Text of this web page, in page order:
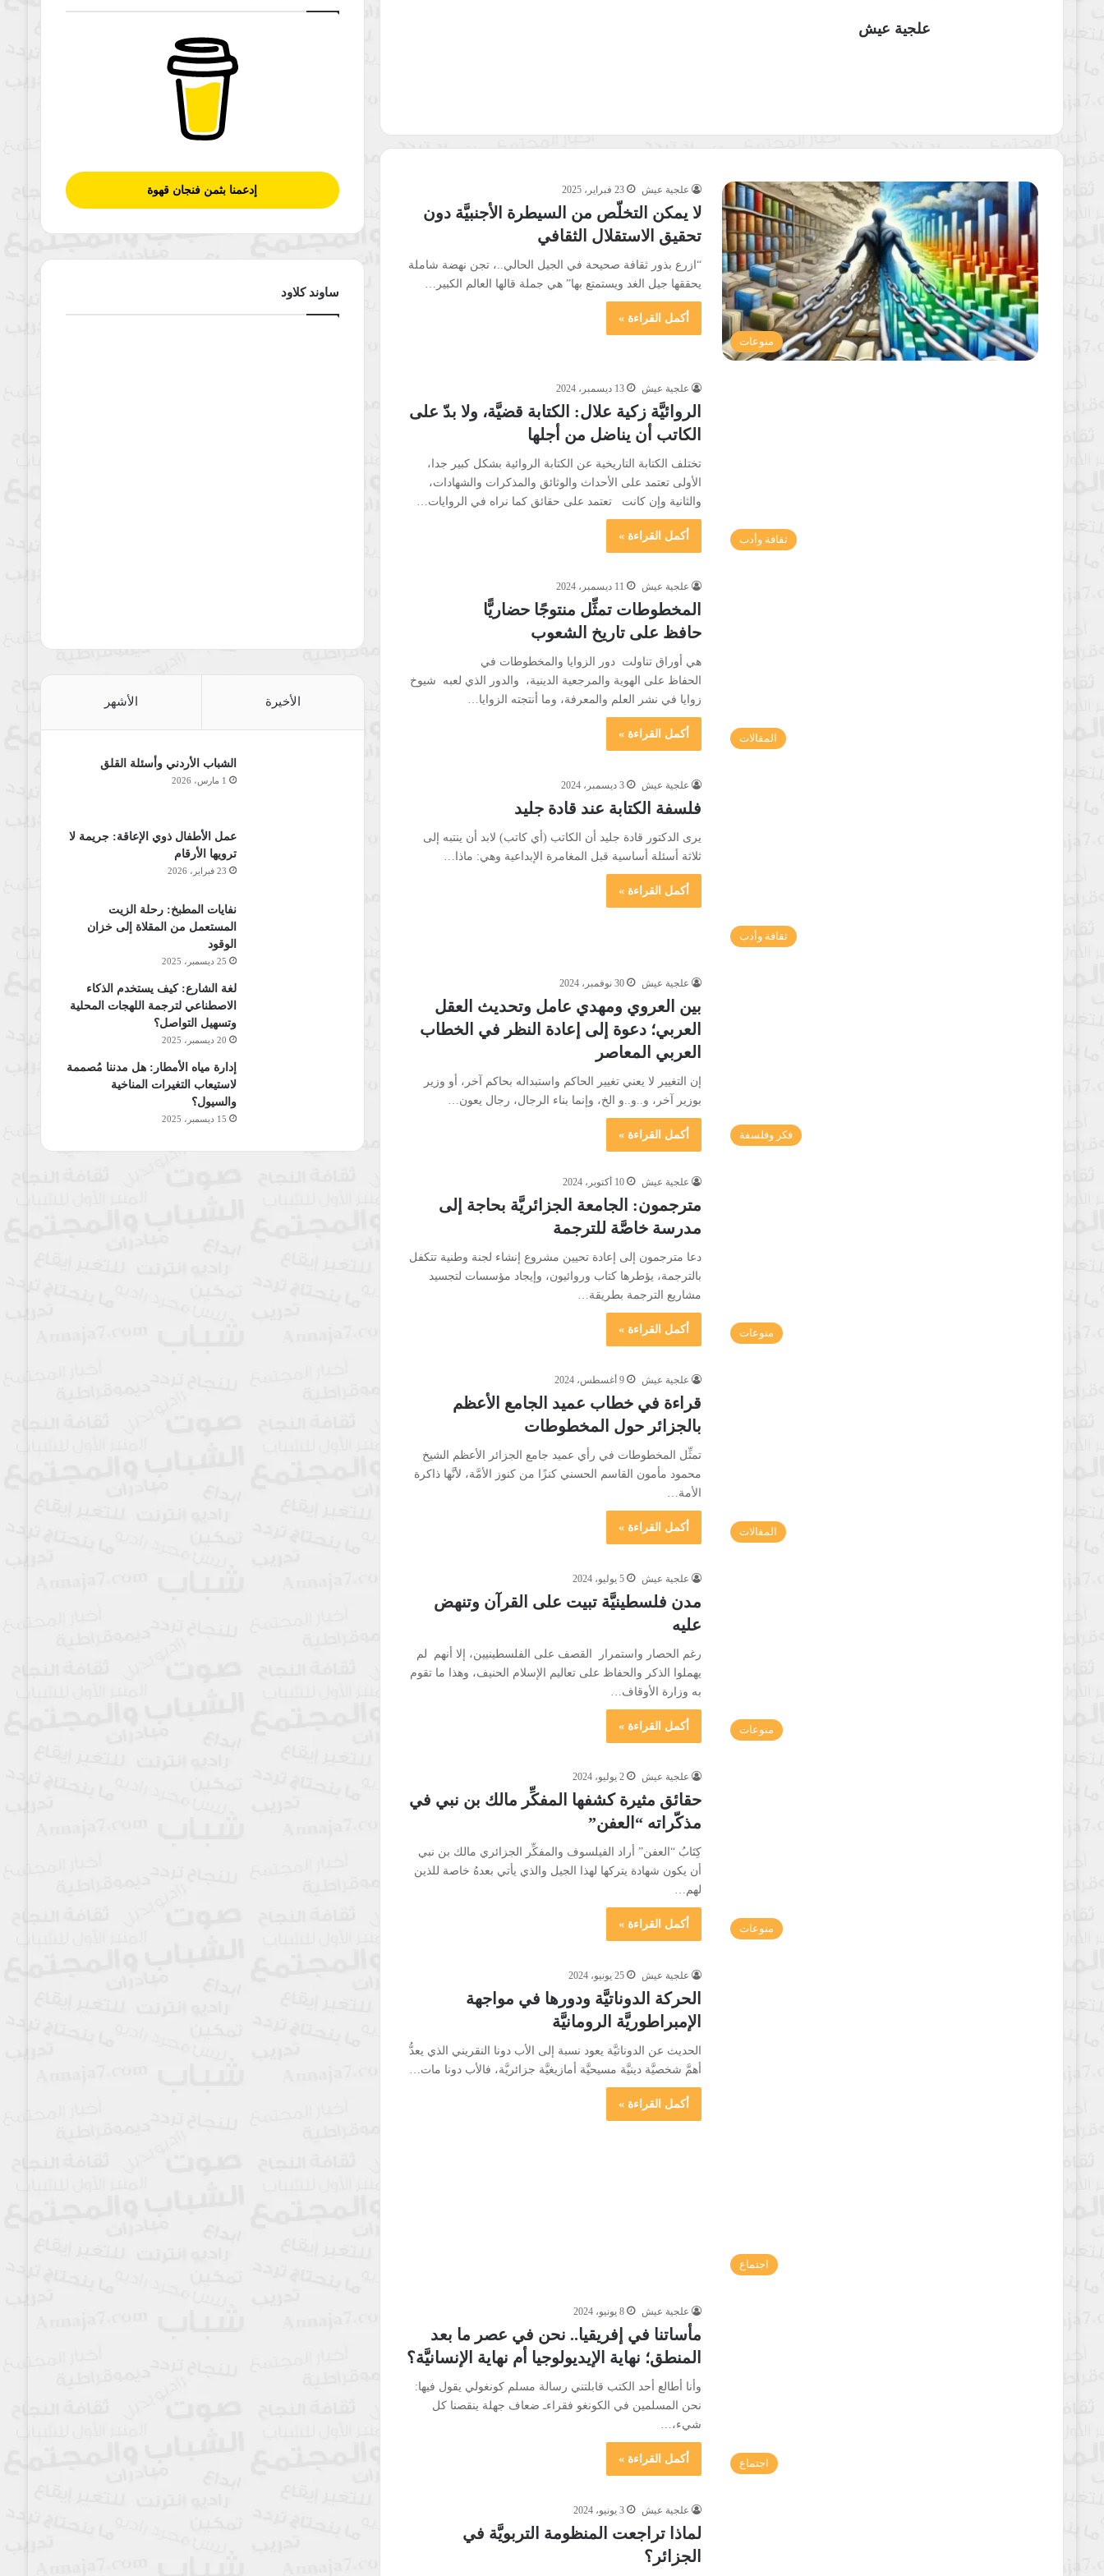
علجية عيش
منوعات
علجية عيش 23 فبراير، 2025
لا يمكن التخلّص من السيطرة الأجنبيَّة دون
تحقيق الاستقلال الثقافي
“ازرع بذور ثقافة صحيحة في الجيل الحالي..، تجن نهضة شاملة
يحققها جيل الغد ويستمتع بها” هي جملة قالها العالم الكبير…
أكمل القراءة »
ثقافة وأدب
علجية عيش 13 ديسمبر، 2024
الروائيَّة زكية علال: الكتابة قضيَّة، ولا بدّ على
الكاتب أن يناضل من أجلها
تختلف الكتابة التاريخية عن الكتابة الروائية بشكل كبير جدا،
الأولى تعتمد على الأحداث والوثائق والمذكرات والشهادات،
والثانية وإن كانت تعتمد على حقائق كما نراه في الروايات…
أكمل القراءة »
المقالات
علجية عيش 11 ديسمبر، 2024
المخطوطات تمثِّل منتوجًا حضاريًّا
حافظ على تاريخ الشعوب
هي أوراق تناولت دور الزوايا والمخطوطات في
الحفاظ على الهوية والمرجعية الدينية، والدور الذي لعبه شيوخ
زوايا في نشر العلم والمعرفة، وما أنتجته الزوايا…
أكمل القراءة »
ثقافة وأدب
علجية عيش 3 ديسمبر، 2024
فلسفة الكتابة عند قادة جليد
يرى الدكتور قادة جليد أن الكاتب (أي كاتب) لابد أن ينتبه إلى
ثلاثة أسئلة أساسية قبل المغامرة الإبداعية وهي: ماذا…
أكمل القراءة »
فكر وفلسفة
علجية عيش 30 نوفمبر، 2024
بين العروي ومهدي عامل وتحديث العقل
العربي؛ دعوة إلى إعادة النظر في الخطاب
العربي المعاصر
إن التغيير لا يعني تغيير الحاكم واستبداله بحاكم آخر، أو وزير
بوزير آخر، و..و..و الخ، وإنما بناء الرجال، رجال يعون…
أكمل القراءة »
منوعات
علجية عيش 10 أكتوبر، 2024
مترجمون: الجامعة الجزائريَّة بحاجة إلى
مدرسة خاصَّة للترجمة
دعا مترجمون إلى إعادة تحيين مشروع إنشاء لجنة وطنية تتكفل
بالترجمة، يؤطرها كتاب وروائيون، وإيجاد مؤسسات لتجسيد
مشاريع الترجمة بطريقة…
أكمل القراءة »
المقالات
علجية عيش 9 أغسطس، 2024
قراءة في خطاب عميد الجامع الأعظم
بالجزائر حول المخطوطات
تمثِّل المخطوطات في رأي عميد جامع الجزائر الأعظم الشيخ
محمود مأمون القاسم الحسني كنزًا من كنوز الأمَّة، لأنَّها ذاكرة
الأمة…
أكمل القراءة »
منوعات
علجية عيش 5 يوليو، 2024
مدن فلسطينيَّة تبيت على القرآن وتنهض
عليه
رغم الحصار واستمرار القصف على الفلسطينيين، إلا أنهم لم
يهملوا الذكر والحفاظ على تعاليم الإسلام الحنيف، وهذا ما تقوم
به وزارة الأوقاف…
أكمل القراءة »
منوعات
علجية عيش 2 يوليو، 2024
حقائق مثيرة كشفها المفكِّر مالك بن نبي في
مذكّراته “العفن”
كِتَابُ “العفن” أراد الفيلسوف والمفكِّر الجزائري مالك بن نبي
أن يكون شهادة يتركها لهذا الجيل والذي يأتي بعدهُ خاصة للذين
لهم…
أكمل القراءة »
اجتماع
علجية عيش 25 يونيو، 2024
الحركة الدوناتيَّة ودورها في مواجهة
الإمبراطوريَّة الرومانيَّة
الحديث عن الدوناتيَّة يعود نسبة إلى الأب دونا النقريني الذي يعدُّ
أهمَّ شخصيَّة دينيَّة مسيحيَّة أمازيغيَّة جزائريَّة، فالأب دونا مات…
أكمل القراءة »
اجتماع
علجية عيش 8 يونيو، 2024
مأساتنا في إفريقيا.. نحن في عصر ما بعد
المنطق؛ نهاية الإيديولوجيا أم نهاية الإنسانيَّة؟
وأنا أطالع أحد الكتب قابلتني رسالة مسلم كونغولي يقول فيها:
نحن المسلمين في الكونغو فقراءـ ضعاف جهلة ينقصنا كل
شيء،…
أكمل القراءة »
علجية عيش 3 يونيو، 2024
لماذا تراجعت المنظومة التربويَّة في
الجزائر؟
إدعمنا بثمن فنجان قهوة
ساوند كلاود
الأخيرة الأشهر
الشباب الأردني وأسئلة القلق
1 مارس، 2026
عمل الأطفال ذوي الإعاقة: جريمة لا
ترويها الأرقام
23 فبراير، 2026
نفايات المطبخ: رحلة الزيت
المستعمل من المقلاة إلى خزان
الوقود
25 ديسمبر، 2025
لغة الشارع: كيف يستخدم الذكاء
الاصطناعي لترجمة اللهجات المحلية
وتسهيل التواصل؟
20 ديسمبر، 2025
إدارة مياه الأمطار: هل مدننا مُصممة
لاستيعاب التغيرات المناخية
والسيول؟
15 ديسمبر، 2025